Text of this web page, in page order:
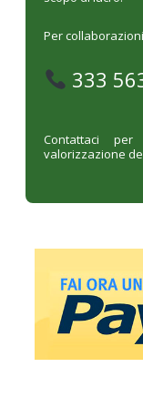
Per
333
Contattaci
valorizzazione